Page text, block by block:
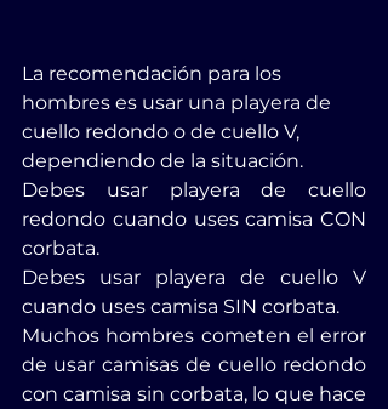
La recomendación para los
hombres es usar una playera de
cuello redondo o de cuello V,
dependiendo de la situación.
Debes usar playera de cuello
redondo cuando uses camisa CON
corbata.
Debes usar playera de cuello V
cuando uses camisa SIN corbata.
Muchos hombres cometen el error
de usar camisas de cuello redondo
con camisa sin corbata, lo que hace